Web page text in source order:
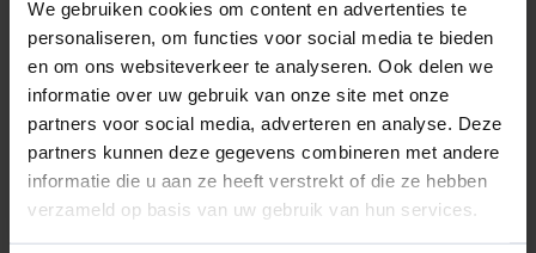
We gebruiken cookies om content en advertenties te
personaliseren, om functies voor social media te bieden
en om ons websiteverkeer te analyseren. Ook delen we
informatie over uw gebruik van onze site met onze
partners voor social media, adverteren en analyse. Deze
partners kunnen deze gegevens combineren met andere
informatie die u aan ze heeft verstrekt of die ze hebben
verzameld op basis van uw gebruik van hun services.
1.5 DM-I FWD BOOST 218 PK | SUPER LUXE | NIEUW!! | 2026
€33.880' €266 p.mnd 30km
BEKIJK DEZE AUTO